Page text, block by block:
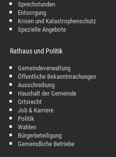
Sprechstunden
Entsorgung
Krisen und Katastrophenschutz
Spezielle Angebote
Rathaus und Politik
Gemeindeverwaltung
Öffentliche Bekanntmachungen
Ausschreibung
Haushalt der Gemeinde
Ortsrecht
Job & Karriere
Politik
Wahlen
Bürgerbeteiligung
Gemeindliche Betriebe